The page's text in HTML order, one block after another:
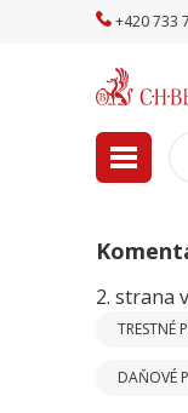
+420733
2. strana
TRESTNÉ
DAŇOVÉ